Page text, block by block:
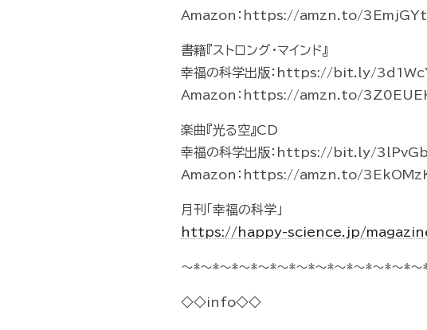
Amazon：https://amzn.to/3EmjGYt
書籍『ストロング・マインド』
幸福の科学出版：https://bit.ly/
Amazon：https://amzn.to/
楽曲『光る空』CD
幸福の科学出版：https://bit.ly/
Amazon：https://amzn.to/
月刊「幸福の科学」
https://happy-science.jp/
～*～*～*～*～*～*～*～*～*～*～*～*～
◇◇info◇◇